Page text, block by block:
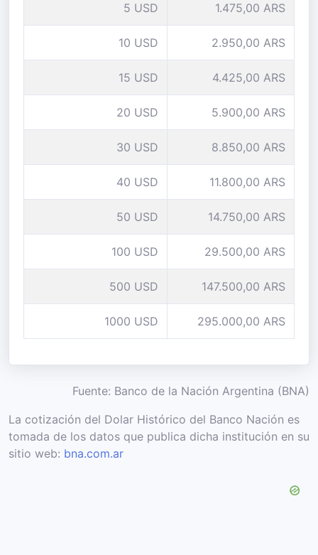
5 USD 1.475,00 ARS
10 USD 2.950,00 ARS
15 USD 4.425,00 ARS
20 USD 5.900,00 ARS
30 USD 8.850,00 ARS
40 USD 11.800,00 ARS
50 USD 14.750,00 ARS
100 USD 29.500,00 ARS
500 USD 147.500,00 ARS
1000 USD 295.000,00 ARS
Fuente: Banco de la Nación Argentina (BNA)
La cotización del Dolar Histórico del Banco Nación es
tomada de los datos que publica dicha institución en su
sitio web: bna.com.ar